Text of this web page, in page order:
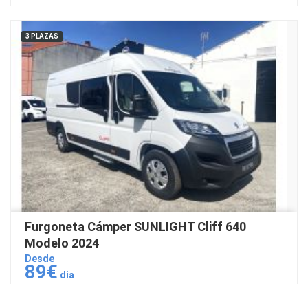
3 PLAZAS
Furgoneta Cámper SUNLIGHT Cliff 640
Modelo 2024
Desde
89€ dia